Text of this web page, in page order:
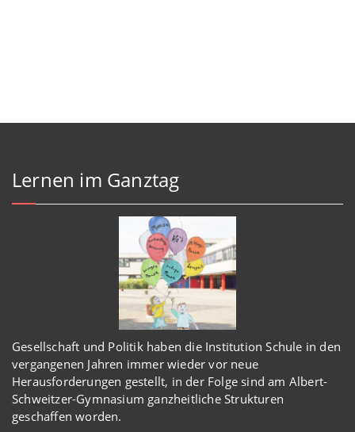
Lernen im Ganztag
Gesellschaft und Politik haben die Institution Schule in den
vergangenen Jahren immer wiedervor neue
Herausforderungen gestellt, in der Folge sind am Albert-
Schweitzer-Gymnasium ganzheitliche Strukturen
geschaffen worden.